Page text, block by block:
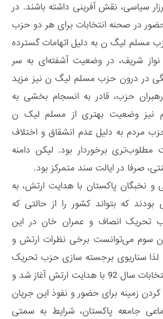
سیاسی، نقش آفرینی داشته باشند. در
در صحنه انتخابات برای هر دو حزب
مسلم لیگ ن به دلیل اتهامات گسترده
نواز شریف، در وضعیت آشفته‌ای به سر
در درون حزب مسلم لیگ ن نیز مزید
حزب، قادر به انسجام بخشی به
نیز وضعیت بهتری از مسلم لیک ن
مردم به دلیل عدم انشقاق و اختلاف
مطلوب‌تری برخوردار بود. لیکن دامنه
صرفا در ایالت سند متمرکز بود.
و نخبگان پاکستان با هدایت ارتش، به
که بتواند کشور را از حالتی که
انصاف و عمران خان در این
سوم می‌توانست برخی نظرات ارتش و
لذا سناریوی برجسته سازی حزب تحریک
انصاف از سه سال قبل از انتخابات سال 92 با هدایت ارتش آغاز شد و
زمینه برای حضور و نفوذ این جریان
جامعه پاکستان، شرایط به سمتی